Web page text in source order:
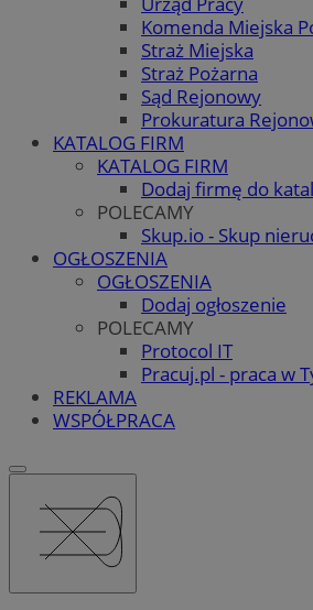
Komenda Miejska
Straż Miejska
Straż Pożarna
Sąd Rejonowy
Prokuratura
KATALOG FIRM
KATALOG FIRM
Dodaj firmę do
POLECAMY
Skup.io - Skup
OGŁOSZENIA
OGŁOSZENIA
Dodaj ogłoszenie
POLECAMY
Protocol IT
Pracuj.pl - praca w
REKLAMA
WSPÓŁPRACA